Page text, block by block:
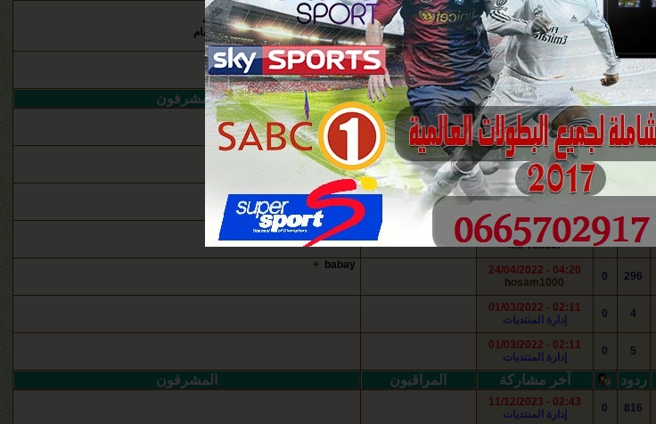
0
03:39 - 02/09/2024
طائر ليبيا الحزين
hosam1000
+عاشق ‏الشفق الاحمر+
+العميد الإتحاد+دافــي الصــوت
طائر ليبيا الحزين+
+المراقب العام
إدارة المنتديات
8
0
20:17 - 24/01/2023
boudinar20
hosam1000
ردود آخر مشاركة المراقبون
المشرفون
1510
0
22:32 - 01/05/2023
Harrachy7
babay
+سليم محمد+
1531
0
17:32 - 09/09/2024
Harrachy7
babay
+سليم محمد+
07:08 - 02/09/2024
babay
+
354
0
00:57 - 24/03/2022
Mo Yousef
babay
+
296
0
04:20 - 24/04/2022
hosam1000
babay
+
4
0
02:11 - 01/03/2022
إدارة المنتديات
5
0
02:11 - 01/03/2022
إدارة المنتديات
ردود آخر مشاركة المراقبون
المشرفون
816
0
02:43 - 11/12/2023
إدارة المنتديات